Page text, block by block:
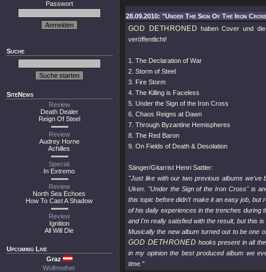
Passwort
Suche
SiteNews
Review
Death Dealer
Reign Of Steel
Review
Audrey Horne
Achilles
Special
In Extremo
Review
North Sea Echoes
How To Cast A Shadow
Review
Ignition
All Will Die
Upcoming Live
Graz
Wolfmother
28.09.2010: "Under The Sign Of The Iron
GOD DETHRONED haben Cover und
veröffentlicht!
1. The Declaration of War
2. Storm of Steel
3. Fire Storm
4. The Killing is Faceless
5. Under the Sign of the Iron Cross
6. Chaos Reigns at Dawn
7. Through Byzantine Hemispheres
8. The Red Baron
9. On Fields of Death & Desolation
Sänger/Gitarrist Henri Sattler:
"Just like with our two previous albums we've
Uken. "Under the Sign of the Iron Cross" is
this topic before didn't make it an easy job, but
of his daily experiences in the trenches during
and I'm really satisfied with the result, but this
Musically the new album turned out to be one
GOD DETHRONED hooks present in all
in my opinion the best produced album we
time.”